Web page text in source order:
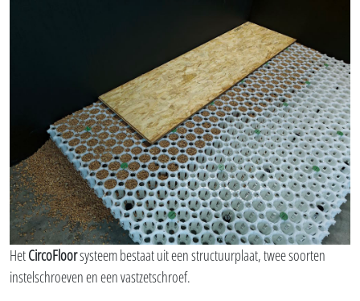
HetCircoFloorsysteem bestaat uit een structuurplaat, twee soorten
instelschroeven en een vastzetschroef.